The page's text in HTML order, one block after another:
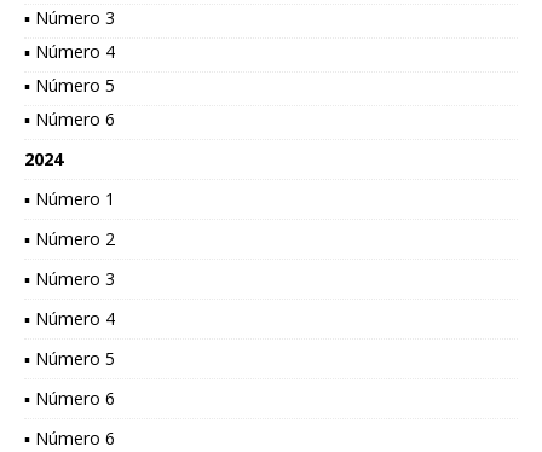
▪ Número 3
▪ Número 4
▪ Número 5
▪ Número 6
2024
▪ Número 1
▪ Número 2
▪ Número 3
▪ Número 4
▪ Número 5
▪ Número 6
▪ Número 6